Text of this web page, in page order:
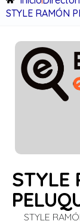
STYLE RAMÓN
STYLE
STYLE